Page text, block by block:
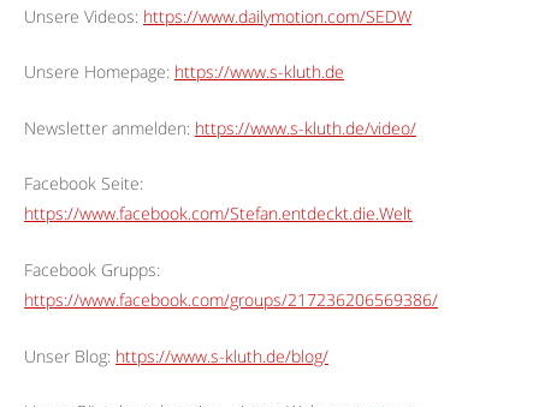
Unsere Videos: https://www.dailymotion.com/SEDW
Unsere Homepage: https://www.s-kluth.de
Newsletter anmelden: https://www.s-kluth.de/video/
Facebook Seite:
https://www.facebook.com/Stefan.entdeckt.die.Welt
Facebook Grupps:
https://www.facebook.com/groups/217236206569386/
Unser Blog: https://www.s-kluth.de/blog/